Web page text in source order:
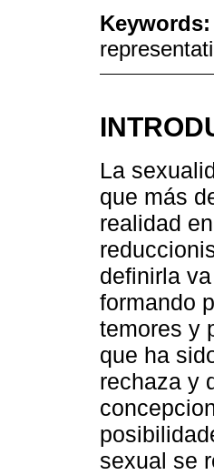
Keywords:
La
que más
realidad
definirla
formando
temores y
que ha
rechaza y
sexual se